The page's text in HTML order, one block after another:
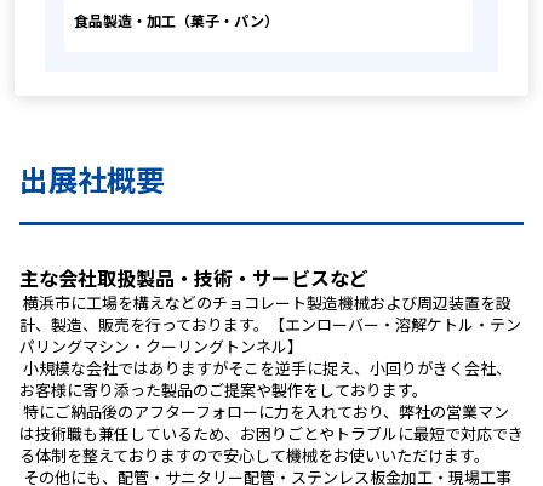
食品製造・加工（菓子・パン）
出展社概要
主な会社取扱製品・技術・サービスなど
計、製造、販売を行っております。【エンローバー・溶解ケトル・テン
パリングマシン・クーリングトンネル】
お客様に寄り添った製品のご提案や製作をしております。
は技術職も兼任しているため、お困りごとやトラブルに最短で対応でき
る体制を整えておりますので安心して機械をお使いいただけます。